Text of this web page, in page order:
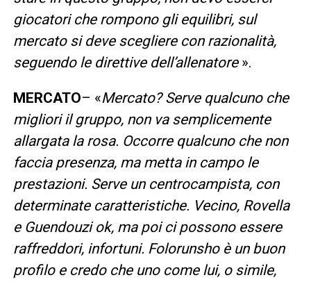
giocatori che rompono gli equilibri, sul
mercato si deve scegliere con razionalità,
seguendo le direttive dell’allenatore».
MERCATO– «Mercato? Serve qualcuno che
migliori il gruppo, non va semplicemente
allargata la rosa. Occorre qualcuno che non
faccia presenza, ma metta in campo le
prestazioni. Serve un centrocampista, con
determinate caratteristiche. Vecino, Rovella
e Guendouzi ok, ma poi ci possono essere
raffreddori, infortuni. Folorunsho è un buon
profilo e credo che uno come lui, o simile,